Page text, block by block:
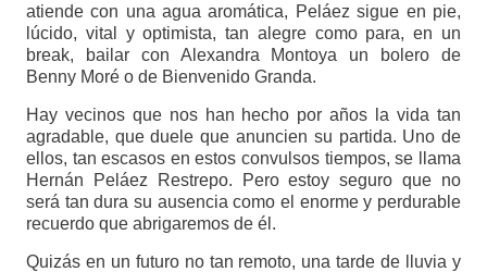
atiende con una agua aromática, Peláez sigue en pie,
lúcido, vital y optimista, tan alegre como para, en un
break, bailar con Alexandra Montoya un bolero de
Benny Moré o de Bienvenido Granda.
Hay vecinos que nos han hecho por años la vida tan
agradable, que duele que anuncien su partida. Uno de
ellos, tan escasos en estos convulsos tiempos, se llama
Hernán Peláez Restrepo. Pero estoy seguro que no
será tan dura su ausencia como el enorme y perdurable
recuerdo que abrigaremos de él.
Quizás en un futuro no tan remoto, una tarde de lluvia y